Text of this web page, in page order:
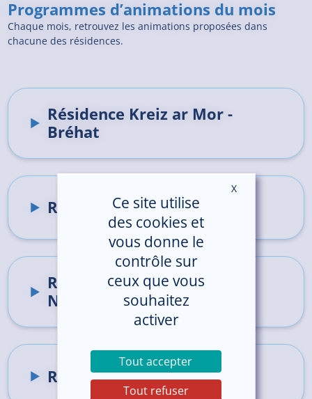
Programmes d’animations du mois
Chaque mois, retrouvez les animations proposées dans
chacune des résidences.
Résidence Kreiz ar Mor -
Bréhat
Résidence Les Embruns
Résidence Les Terre
Neuvas
Résidence Ty Tud Coz
Ce site utilise
des cookies et
vous donne le
contrôle sur
ceux que vous
souhaitez
activer
Tout accepter
Tout refuser
XMasquer le